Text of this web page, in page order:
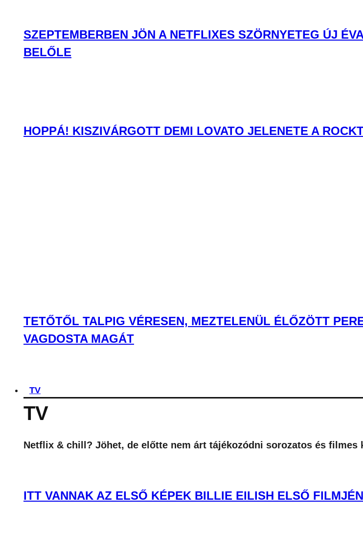
SZEPTEMBERBEN JÖN A NETFLIXES SZÖRNYETEG ÚJ
BELŐLE
HOPPÁ! KISZIVÁRGOTT DEMI LOVATO JELENETE A
TETŐTŐL TALPIG VÉRESEN, MEZTELENÜL ÉLŐZÖTT
VAGDOSTA MAGÁT
TV
TV
Netflix & chill? Jöhet, de előtte nem árt tájékozódni sorozatos és filmes
ITT VANNAK AZ ELSŐ KÉPEK BILLIE EILISH ELSŐ